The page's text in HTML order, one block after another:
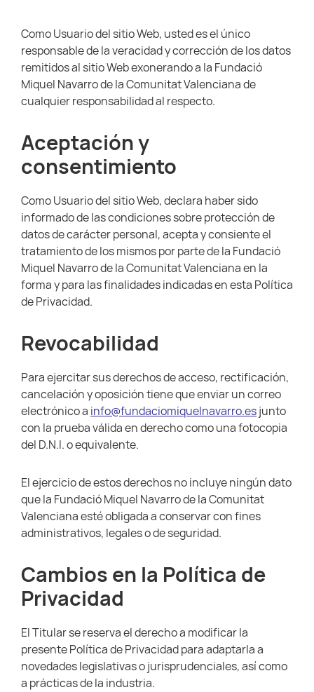
Como Usuario del sitio Web, usted es el único
responsable de la veracidad y corrección de los datos
remitidos al sitio Web exonerando a la Fundació
Miquel Navarro de la Comunitat Valenciana de
cualquier responsabilidad al respecto.
Aceptación y
consentimiento
Como Usuario del sitio Web, declara haber sido
informado de las condiciones sobre protección de
datos de carácter personal, acepta y consiente el
tratamiento de los mismos por parte de la Fundació
Miquel Navarro de la Comunitat Valenciana en la
forma y para las finalidades indicadas en esta Política
de Privacidad.
Revocabilidad
Para ejercitar sus derechos de acceso, rectificación,
cancelación y oposición tiene que enviar un correo
electrónico a info@fundaciomiquelnavarro.esjunto
con la prueba válida en derecho como una fotocopia
del D.N.I. o equivalente.
El ejercicio de estos derechos no incluye ningún dato
que la Fundació Miquel Navarro de la Comunitat
Valenciana esté obligada a conservar con fines
administrativos, legales o de seguridad.
Cambios en la Política de
Privacidad
El Titular se reserva el derecho a modificar la
presente Política de Privacidad para adaptarla a
novedades legislativas o jurisprudenciales, así como
a prácticas de la industria.